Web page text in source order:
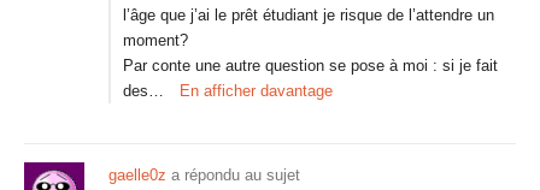
l’âge que j’ai le prêt étudiant je risque de l’attendre un
moment?
Par conte une autre question se pose à moi : si je fait
des…
En afficher davantage
gaelle0z a répondu au sujet